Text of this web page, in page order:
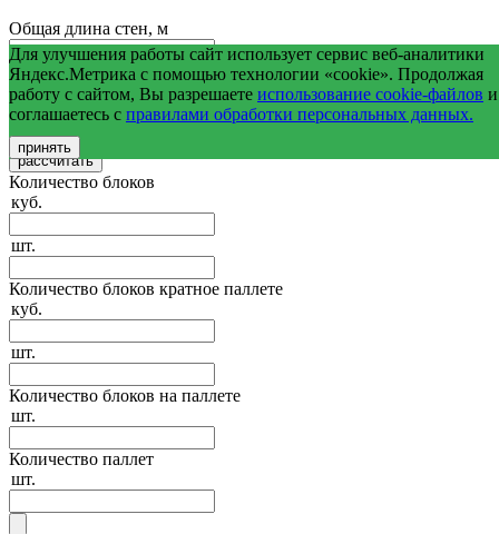
Общая длина стен, м
Средняя высота стен, м
Общая площадь оконных и дверных проемов, м2
Количество блоков
куб.
шт.
Количество блоков кратное паллете
куб.
шт.
Количество блоков на паллете
шт.
Количество паллет
шт.
Для улучшения работы сайт использует сервис веб-аналитики
Яндекс.Метрика с помощью технологии «cookie». Продолжая
работу с сайтом, Вы разрешаете использование cookie-файлов и
соглашаетесь с правилами обработки персональных данных.
принять